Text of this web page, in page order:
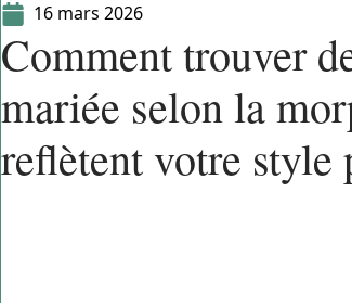
16 mars 2026
Comment trouver
mariée selon la
reflètent votre style